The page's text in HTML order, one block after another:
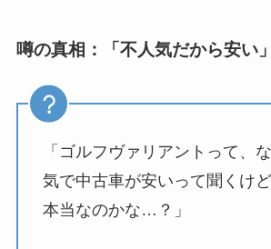
噂の真相：「不人気だから安い
「ゴルフヴァリアントって、
気で中古車が安いって聞くけ
本当なのかな…？」